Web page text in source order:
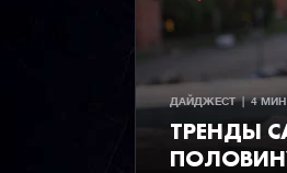
ДАЙДЖЕСТ  |  4 МИН
ТРЕНДЫ